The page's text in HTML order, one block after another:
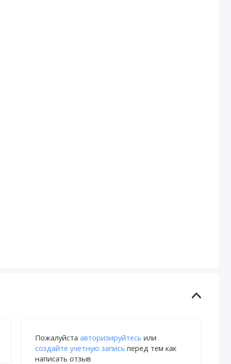
Пожалуйста авторизируйтесь или
создайте учетную запись перед тем как
написать отзыв